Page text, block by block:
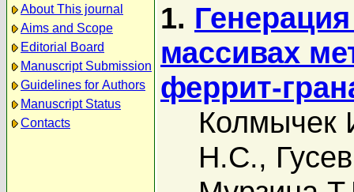
About This journal
Aims and Scope
Editorial Board
Manuscript Submission
Guidelines for Authors
Manuscript Status
Contacts
1.
массивах
феррит-
Колмычек
Н.С.,